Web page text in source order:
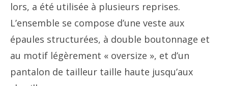
lors, a été utilisée à plusieurs reprises.
L’ensemble se compose d’une veste aux
épaules structurées, à double boutonnage et
au motif légèrement « oversize », et d’un
pantalon de tailleur taille haute jusqu’aux